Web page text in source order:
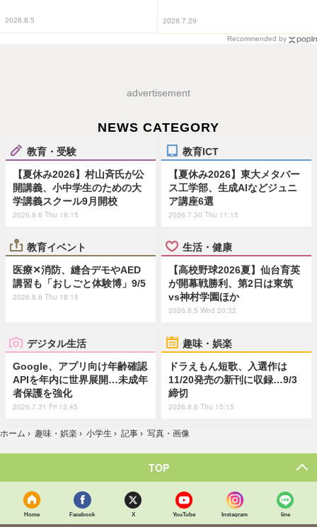
2026.8.5 2026.7.29
Recommended by
advertisement
NEWS CATEGORY
教育・受験
【夏休み2026】村山斉氏が公
開講義、小中学生のための大
学講義スクール9月開校
2026.8.6 Thu 19:15
教育ICT
【夏休み2026】東大メタバー
ス工学部、生成AIなどジュニ
ア講座6選
2026.7.30 Thu 11:15
教育イベント
医療✕消防、縫合デモやAED
講習も「おしごと体験博」9/5
2026.8.6 Thu 18:15
生活・健康
【高校野球2026夏】仙台育英
が開幕戦勝利、第2日は東筑
vs神村学園ほか
2026.8.5 Wed 20:32
デジタル生活
Google、アプリ向け年齢確認
APIを年内に世界展開…未成年
者保護を強化
2026.7.31 Fri 13:45
趣味・娯楽
ドラえもん短歌、入選作は
11/20発売の新刊に収録…9/3
締切
2026.8.6 Thu 15:15
ホーム › 趣味・娯楽 › 小学生 › 記事 › 写真・画像
TOP
Home Facebook X YouTube Instagram line